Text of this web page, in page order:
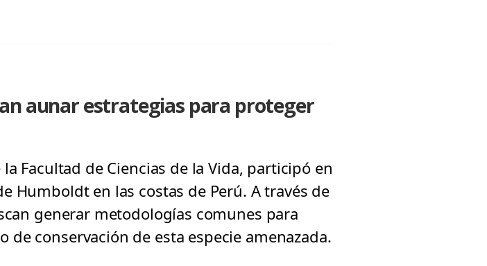
aunar estrategias para proteger
Facultad de Ciencias de la Vida, participó en
Humboldt en las costas de Perú. A través de
generar metodologías comunes para
conservación de esta especie amenazada.